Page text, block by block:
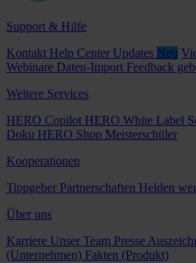
Support & Hilfe
Kontakt Help Center Updates Neu
Webinare Daten-Import Feedback
Weitere Services
HERO Copilot HERO White Label
Doku HERO Shop Meisterschüler
Kooperationen
Tippgeber Partnerschaften Helden
Über uns
Karriere Unser Team Presse
(Unternehmen) Fakten (Produkt)